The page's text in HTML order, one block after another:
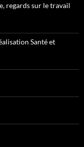
regards sur le travail
Santé et